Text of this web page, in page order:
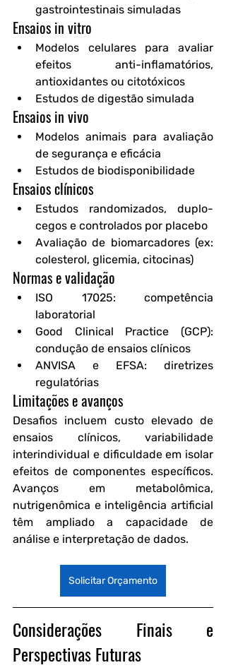
gastrointestinais simuladas
Ensaios in vitro
Modelos celulares para avaliar
efeitos anti-inflamatórios,
antioxidantes ou citotóxicos
Estudos de digestão simulada
Ensaios in vivo
Modelos animais para avaliação
de segurança e eficácia
Estudos de biodisponibilidade
Ensaios clínicos
Estudos randomizados, duplo-
cegos e controlados por placebo
Avaliação de biomarcadores (ex:
colesterol, glicemia, citocinas)
Normas e validação
ISO 17025: competência
laboratorial
Good Clinical Practice (GCP):
condução de ensaios clínicos
ANVISA e EFSA: diretrizes
regulatórias
Limitações e avanços
Desafios incluem custo elevado de
ensaios clínicos, variabilidade
interindividual e dificuldade em isolar
efeitos de componentes específicos.
Avanços em metabolômica,
nutrigenômica e inteligência artificial
têm ampliado a capacidade de
análise e interpretação de dados.
Solicitar Orçamento
Considerações Finais e
Perspectivas Futuras